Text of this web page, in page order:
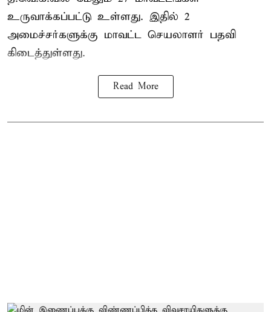
உருவாக்கப்பட்டு உள்ளது. இதில் 2
அமைச்சர்களுக்கு மாவட்ட செயலாளர் பதவி
கிடைத்துள்ளது.
Read More